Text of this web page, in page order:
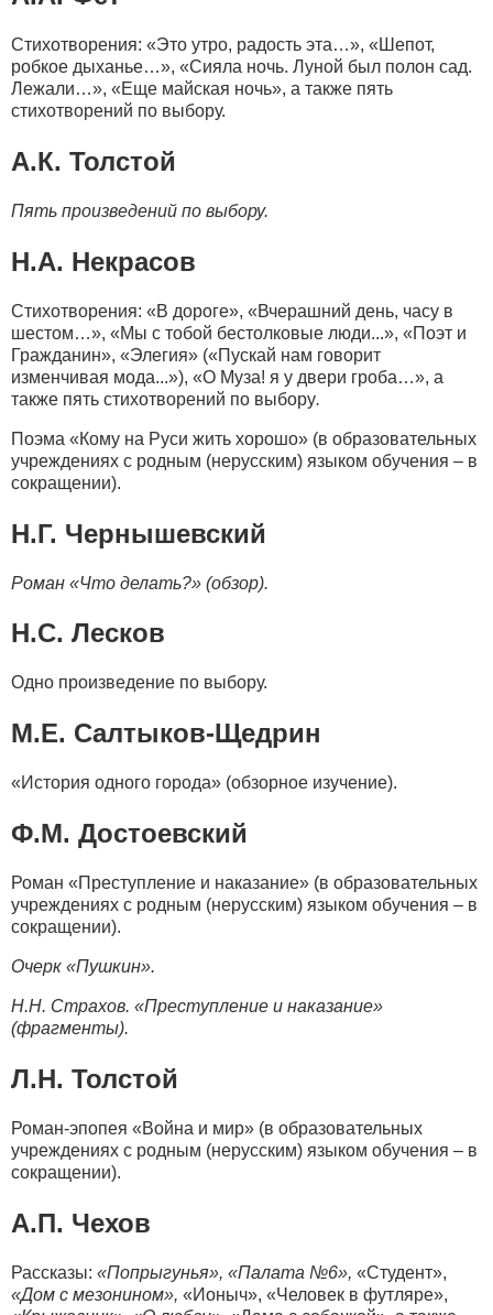
Стихотворения: «Это утро, радость эта…», «Шепот,
робкое дыханье…», «Сияла ночь. Луной был полон сад.
Лежали…», «Еще майская ночь», а также пять
стихотворений по выбору.
А.К. Толстой
Пять произведений по выбору.
Н.А. Некрасов
Стихотворения: «В дороге», «Вчерашний день, часу в
шестом…», «Мы с тобой бестолковые люди...», «Поэт и
Гражданин», «Элегия» («Пускай нам говорит
изменчивая мода...»), «О Муза! я у двери гроба…», а
также пять стихотворений по выбору.
Поэма «Кому на Руси жить хорошо» (в образовательных
учреждениях с родным (нерусским) языком обучения – в
сокращении).
Н.Г. Чернышевский
Роман «Что делать?» (обзор).
Н.С. Лесков
Одно произведение по выбору.
М.Е. Салтыков-Щедрин
«История одного города» (обзорное изучение).
Ф.М. Достоевский
Роман «Преступление и наказание» (в образовательных
учреждениях с родным (нерусским) языком обучения – в
сокращении).
Очерк «Пушкин».
Н.Н. Страхов. «Преступление и наказание»
(фрагменты).
Л.Н. Толстой
Роман-эпопея «Война и мир» (в образовательных
учреждениях с родным (нерусским) языком обучения – в
сокращении).
А.П. Чехов
Рассказы: «Попрыгунья», «Палата №6», «Студент»,
«Дом с мезонином», «Ионыч», «Человек в футляре»,